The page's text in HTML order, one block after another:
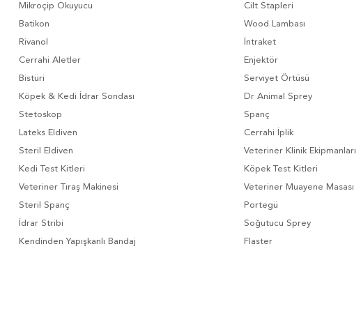
Mikroçip Okuyucu
Cilt Stapleri
Batikon
Wood Lambası
Rivanol
İntraket
Cerrahi Aletler
Enjektör
Bistüri
Serviyet Örtüsü
Köpek & Kedi İdrar Sondası
Dr Animal Sprey
Stetoskop
Spanç
Lateks Eldiven
Cerrahi İplik
Steril Eldiven
Veteriner Klinik Ekipmanları
Kedi Test Kitleri
Köpek Test Kitleri
Veteriner Tıraş Makinesi
Veteriner Muayene Masası
Steril Spanç
Portegü
İdrar Stribi
Soğutucu Sprey
Kendinden Yapışkanlı Bandaj
Flaster